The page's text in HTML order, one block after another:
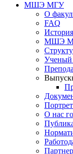
МШЭ МГУ
О
FAQ
История
МШЭ
Ученый
О нас